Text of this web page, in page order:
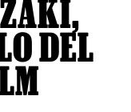
DEL